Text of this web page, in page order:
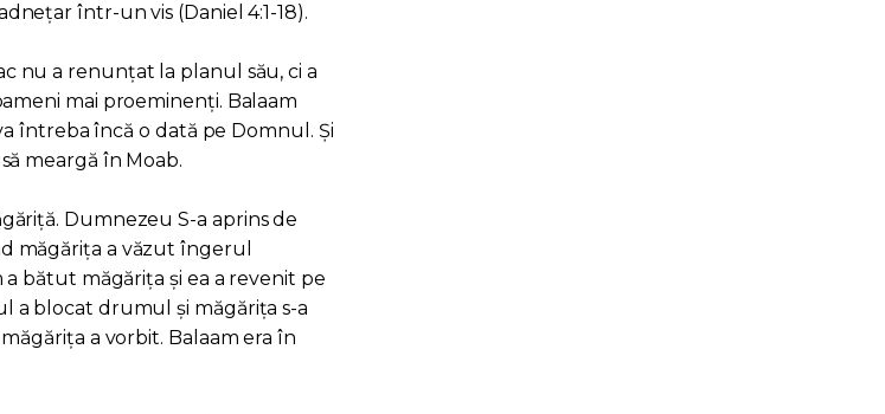
într-un vis (Daniel 4:1-18).
nu a renunțat la planul său, ci a
mai proeminenți. Balaam
întreba încă o dată pe Domnul. Și
meargă în Moab.
Dumnezeu S-a aprins de
măgărița a văzut îngerul
a bătut măgărița și ea a revenit pe
blocat drumul și măgărița s-a
a vorbit. Balaam era în